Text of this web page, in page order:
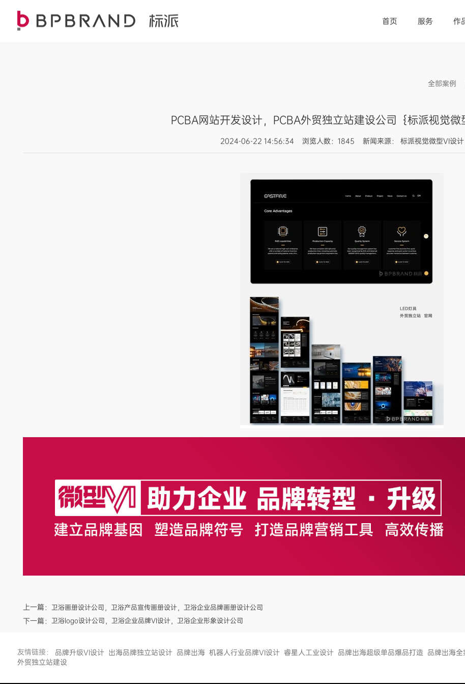
首页 服务 作
全部案例
PCBA网站开发设计，PCBA外贸独立站建设公司｛标派视觉微
2024-06-22 14:56:34 浏览人数：1845 新闻来源： 标派视觉微型VI设计
上一篇： 卫浴画册设计公司，卫浴产品宣传画册设计，卫浴企业品牌画册设计公司
下一篇： 卫浴logo设计公司，卫浴企业品牌VI设计，卫浴企业形象设计公司
友情链接： 品牌升级VI设计 出海品牌独立站设计 品牌出海 机器人行业品牌VI设计 睿星人工业设计 品牌出海超级单品爆品打造 品牌出海
外贸独立站建设